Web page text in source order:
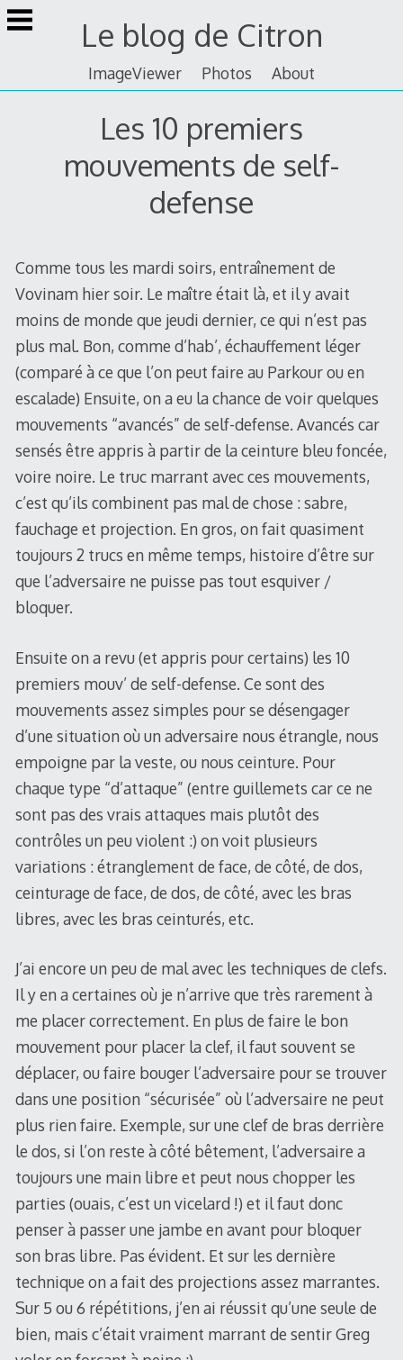
Skip
to
Le blog de Citron
ImageViewer Photos About
Les 10 premiers
mouvements de self-
defense
Comme tous les mardi soirs, entraînement de
Vovinam hier soir. Le maître était là, et il y avait
moins de monde que jeudi dernier, ce qui n’est pas
plus mal. Bon, comme d’hab’, échauffement léger
(comparé à ce que l’on peut faire au Parkour ou en
escalade) Ensuite, on a eu la chance de voir quelques
mouvements “avancés” de self-defense. Avancés car
sensés être appris à partir de la ceinture bleu foncée,
voire noire. Le truc marrant avec ces mouvements,
c’est qu’ils combinent pas mal de chose : sabre,
fauchage et projection. En gros, on fait quasiment
toujours 2 trucs en même temps, histoire d’être sur
que l’adversaire ne puisse pas tout esquiver /
bloquer.
Ensuite on a revu (et appris pour certains) les 10
premiers mouv’ de self-defense. Ce sont des
mouvements assez simples pour se désengager
d’une situation où un adversaire nous étrangle, nous
empoigne par la veste, ou nous ceinture. Pour
chaque type “d’attaque” (entre guillemets car ce ne
sont pas des vrais attaques mais plutôt des
contrôles un peu violent :) on voit plusieurs
variations : étranglement de face, de côté, de dos,
ceinturage de face, de dos, de côté, avec les bras
libres, avec les bras ceinturés, etc.
J’ai encore un peu de mal avec les techniques de clefs.
Il y en a certaines où je n’arrive que très rarement à
me placer correctement. En plus de faire le bon
mouvement pour placer la clef, il faut souvent se
déplacer, ou faire bouger l’adversaire pour se trouver
dans une position “sécurisée” où l’adversaire ne peut
plus rien faire. Exemple, sur une clef de bras derrière
le dos, si l’on reste à côté bêtement, l’adversaire a
toujours une main libre et peut nous chopper les
parties (ouais, c’est un vicelard !) et il faut donc
penser à passer une jambe en avant pour bloquer
son bras libre. Pas évident. Et sur les dernière
technique on a fait des projections assez marrantes.
Sur 5 ou 6 répétitions, j’en ai réussit qu’une seule de
bien, mais c’était vraiment marrant de sentir Greg